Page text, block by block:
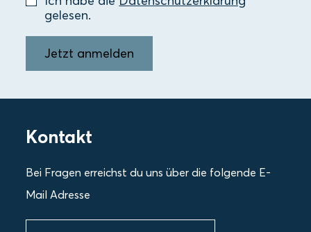
gelesen.
Jetzt anmelden
Kontakt
Bei Fragen erreichst du uns über die folgende E-
Mail Adresse